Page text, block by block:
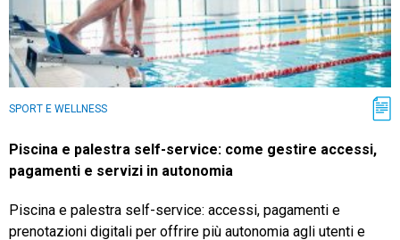
SPORT E WELLNESS
Piscina e palestra self-service: come gestire accessi,
pagamenti e servizi in autonomia
Piscina e palestra self-service: accessi, pagamenti e
prenotazioni digitali per offrire più autonomia agli utenti e